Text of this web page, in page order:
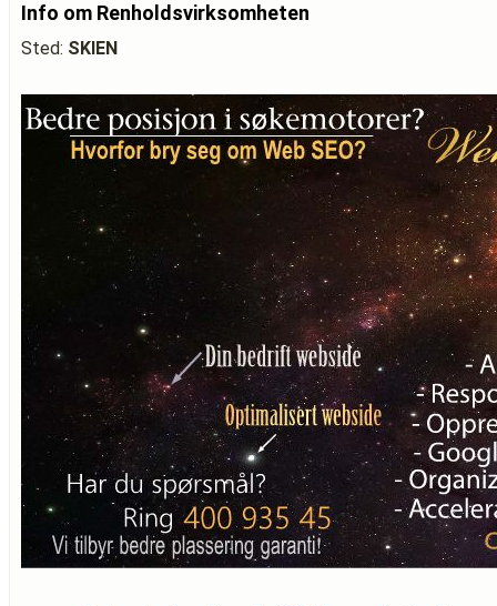
Info om Renholdsvirksomheten
Sted: SKIEN